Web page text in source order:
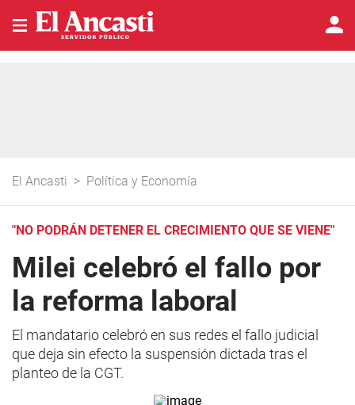
El Ancasti > Política y Economía
"NO PODRÁN DETENER EL CRECIMIENTO QUE SE VIENE"
Milei celebró el fallo por
la reforma laboral
El mandatario celebró en sus redes el fallo judicial
que deja sin efecto la suspensión dictada tras el
planteo de la CGT.